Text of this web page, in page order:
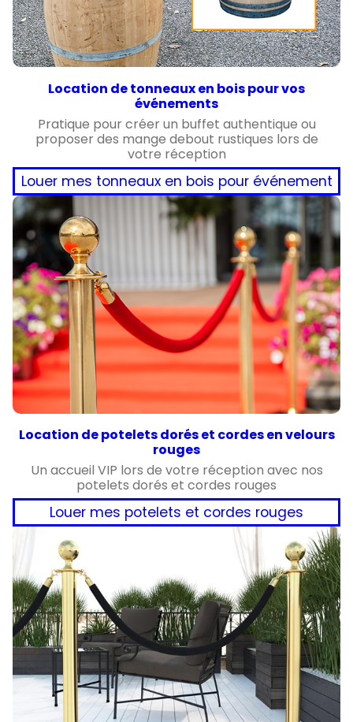
Location de tonneaux en bois pour vos
événements
Pratique pour créer un buffet authentique ou
proposer des mange debout rustiques lors de
votre réception
Louer mes tonneaux en bois pour événement
Location de potelets dorés et cordes en velours
rouges
Un accueil VIP lors de votre réception avec nos
potelets dorés et cordes rouges
Louer mes potelets et cordes rouges